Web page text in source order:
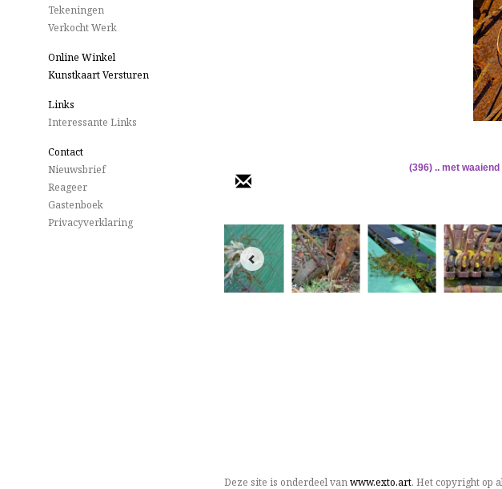
(396) .. met
Tekeningen
Verkocht Werk
Online Winkel
Kunstkaart Versturen
Links
Interessante Links
Contact
Nieuwsbrief
Reageer
Gastenboek
Privacyverklaring
Deze site is onderdeel vanwww.exto.art. Het copyright op